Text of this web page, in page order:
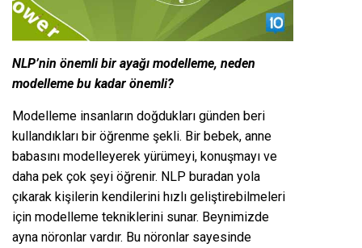
NLP’nin önemli bir ayağı modelleme, neden
modelleme bu kadar önemli?
Modelleme insanların doğdukları günden beri
kullandıkları bir öğrenme şekli. Bir bebek, anne
babasını modelleyerek yürümeyi, konuşmayı ve
daha pek çok şeyi öğrenir. NLP buradan yola
çıkarak kişilerin kendilerini hızlı geliştirebilmeleri
için modelleme tekniklerini sunar. Beynimizde
ayna nöronlar vardır. Bu nöronlar sayesinde